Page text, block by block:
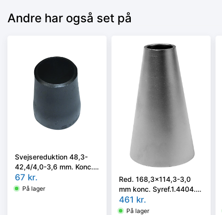
Andre har også set på
Svejsereduktion 48,3-
42,4/4,0-3,6 mm. Konc.
Kval. P235GH, EN 10253-
2 type B
67 kr.
På lager
Red. 168,3x114,3-3,0
mm konc. Syref.1.4404.
ISO 5251/EN10253-3 el.
4 i vort valg
461 kr.
På lager